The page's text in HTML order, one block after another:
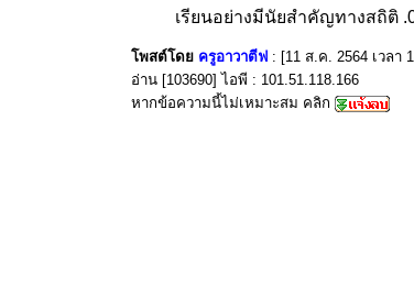
เรียนอย่างมีนัยสำคัญทางสถิติ
โพสต์โดย ครูอาวาตีฟ : [11 ส.ค. 2564 เวลา
อ่าน [103690] ไอพี : 101.51.118.166
หากข้อความนี้ไม่เหมาะสม คลิก